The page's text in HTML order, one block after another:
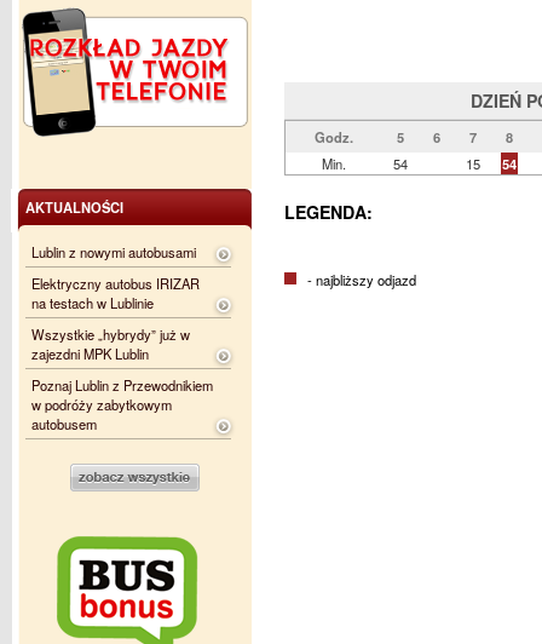
DZIEŃ
Godz. 5 6 7
8
Min.
54 15 54
LEGENDA:
- najbliższy odjazd
AKTUALNOŚCI
Lublin z nowymi autobusami
Elektryczny autobus IRIZAR
na testach w Lublinie
Wszystkie „hybrydy” już w
zajezdni MPK Lublin
Poznaj Lublin z Przewodnikiem
w podróży zabytkowym
autobusem